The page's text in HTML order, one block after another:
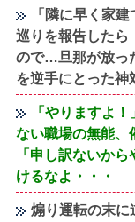
「隣に早く家
巡りを報告したら
ので…旦那が放っ
を逆手にとった神
「やりますよ
ない職場の無能
「申し訳ないか
けるなよ・・・
煽り運転の末に